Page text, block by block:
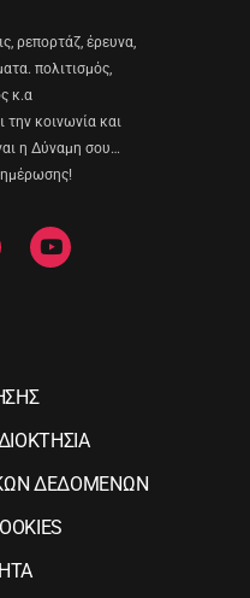
ρεπορτάζ, έρευνα,
πολιτισμός,
κ.α
την κοινωνία και
η Δύναμη σου…
ΔΕΔΟΜΕΝΩΝ